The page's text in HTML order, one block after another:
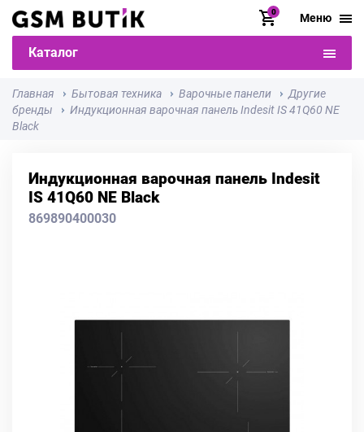
0 Меню
Каталог
Главная Бытовая техника Варочные панели
Другие
бренды
Индукционная варочная панель Indesit IS 41Q60 NE
Black
Индукционная варочная панель Indesit
IS 41Q60 NE Black
869890400030